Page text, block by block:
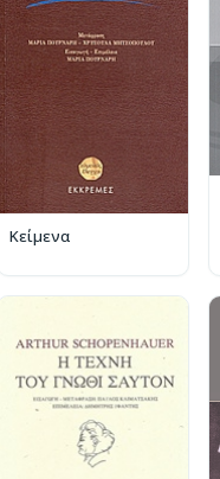
Κείμενα